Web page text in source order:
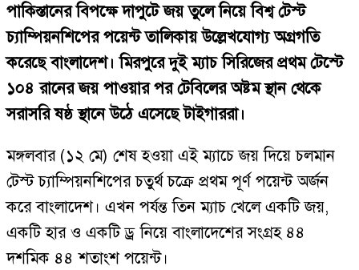
পাকিস্তানের বিপক্ষে দাপুটে জয় তুলে নিয়ে বিশ্ব টেস্ট
চ্যাম্পিয়নশিপের পয়েন্ট তালিকায় উল্লেখযোগ্য অগ্রগতি
করেছে বাংলাদেশ। মিরপুরে দুই ম্যাচ সিরিজের প্রথম টেস্টে
১০৪ রানের জয় পাওয়ার পর টেবিলের অষ্টম স্থান থেকে
সরাসরি ষষ্ঠ স্থানে উঠে এসেছে টাইগাররা।
মঙ্গলবার (১২ মে) শেষ হওয়া এই ম্যাচে জয় দিয়ে চলমান
টেস্ট চ্যাম্পিয়নশিপের চতুর্থ চক্রে প্রথম পূর্ণ পয়েন্ট অর্জন
করে বাংলাদেশ। এখন পর্যন্ত তিন ম্যাচ খেলে একটি জয়,
একটি হার ও একটি ড্র নিয়ে বাংলাদেশের সংগ্রহ ৪৪
দশমিক ৪৪ শতাংশ পয়েন্ট।